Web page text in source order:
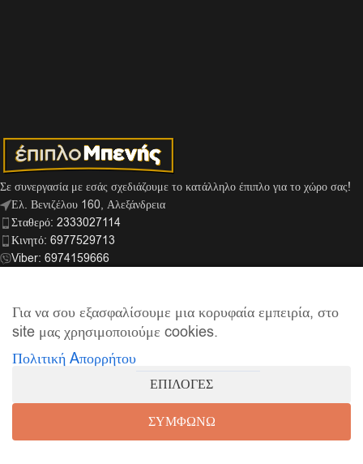
Σε συνεργασία με εσάς σχεδιάζουμε το κατάλληλο έπιπλο για το χώρο σας!
Ελ. Βενιζέλου 160, Αλεξάνδρεια
Σταθερό: 2333027114
Κινητό: 6977529713
Viber: 6974159666
ΣΎΝΔΕΣΜΟΙ
ΠΛΗΡΟΦΟΡΊΕΣ
Έπιπλο Μπενής| Supported by
0
Για να σου εξασφαλίσουμε μια κορυφαία εμπειρία, στο
site μας χρησιμοποιούμε cookies.
Πολιτική Aπορρήτου
ΕΠΙΛΟΓΕΣ
ΣΥΜΦΩΝΩ